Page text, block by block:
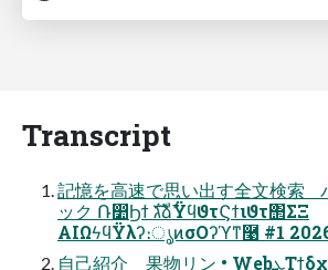
Transcript
記憶を高速で思い出す全文検索
ック Ռ෺Ϧϯ גࣜձࣾΫϥϑτϚϯιϑτ΢ΣΞ
AIΩϟϥΫλʔ։ൃͷσΟʔϓͳ࿩ #1
自己紹介 果物リン • WebܥΤϯδχΞ • FE, BE, Infra,